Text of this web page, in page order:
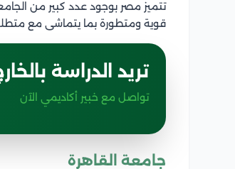
تتميز مصر بوجود عدد كبير من
قوية ومتطورة بما يتماشى مع
تريد الدراسة
تواصل مع خبير أكاديمي الآن
جامعة القاهرة